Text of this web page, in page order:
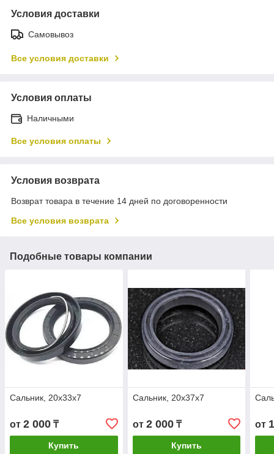
Условия доставки
Самовывоз
Все условия доставки
Условия оплаты
Наличными
Все условия оплаты
Условия возврата
Возврат товара в течение 14 дней по договоренности
Все условия возврата
Подобные товары компании
Сальник, 20х33х7
от 2 000 ₸
Купить
Сальник, 20х37х7
от 2 000₸
Купить
от